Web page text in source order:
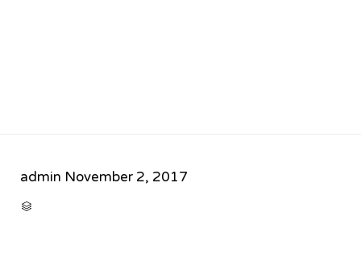
admin November 2, 2017
